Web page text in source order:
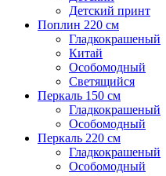
Детский принт
Поплин 220 см
Гладкокрашеный
Китай
Особомодный
Светящийся
Перкаль 150 см
Гладкокрашеный
Особомодный
Перкаль 220 см
Гладкокрашеный
Особомодный